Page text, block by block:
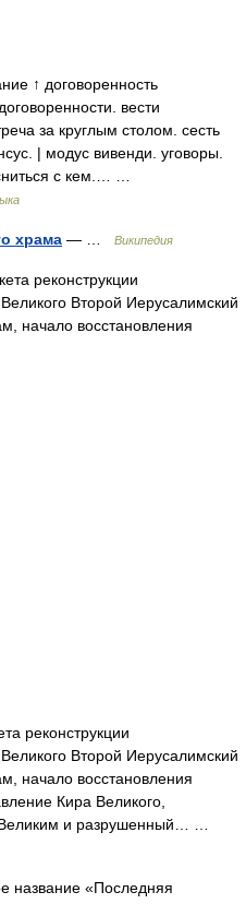
↑ договоренность
вести
за круглым столом. сесть
| модус вивенди. уговоры.
с кем.… …
храма — … Википедия
реконструкции
Второй Иерусалимский
начало восстановления
реконструкции
Второй Иерусалимский
начало восстановления
Кира Великого,
и разрушенный… …
название «Последняя